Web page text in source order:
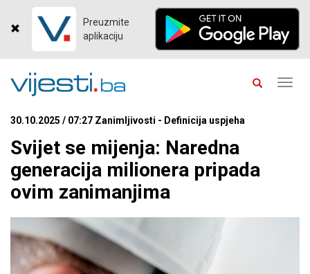
Preuzmite
aplikaciju
30.10.2025 / 07:27 Zanimljivosti - Definicija uspjeha
Svijet se mijenja: Naredna
generacija milionera pripada
ovim zanimanjima